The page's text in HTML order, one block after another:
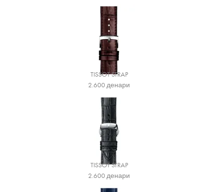
TISSOT STRAP
2.600денари
TISSOT STRAP
2.600денари